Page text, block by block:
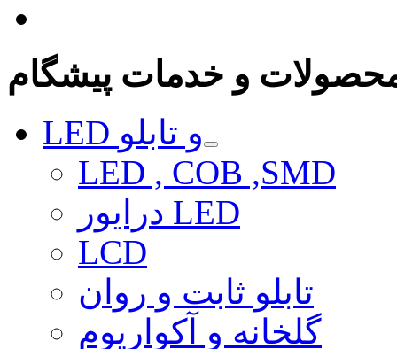
و خدمات پیشگام
LED و تابلو
LED , COB ,SMD
درایور LED
LCD
تابلو ثابت و روان
گلخانه و آکواریوم